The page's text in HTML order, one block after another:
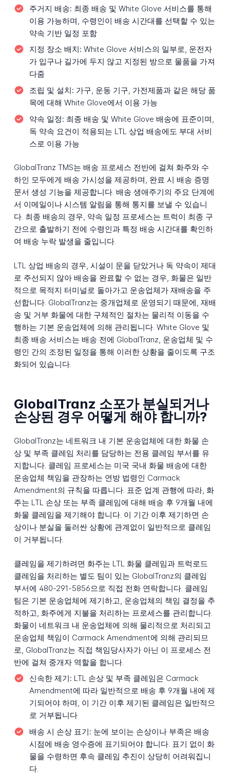
주거지 배송: 최종 배송 및 White Glove 서비스를 통해
이용 가능하며, 수령인이 배송 시간대를 선택할 수 있는
약속 기반 일정 포함
지정 장소 배치: White Glove 서비스의 일부로, 운전자
가 입구나 길가에 두지 않고 지정된 방으로 물품을 가져
다줌
조립 및 설치: 가구, 운동 기구, 가전제품과 같은 해당 품
목에 대해 White Glove에서 이용 가능
약속 일정: 최종 배송 및 White Glove 배송에 표준이며,
독 약속 요건이 적용되는 LTL 상업 배송에도 부대 서비
스로 이용 가능
GlobalTranz TMS는 배송 프로세스 전반에 걸쳐 화주와 수
하인 모두에게 배송 가시성을 제공하며, 완료 시 배송 증명
문서 생성 기능을 제공합니다. 배송 생애주기의 주요 단계에
서 이메일이나 시스템 알림을 통해 통지를 보낼 수 있습니
다. 최종 배송의 경우, 약속 일정 프로세스는 트럭이 최종 구
간으로 출발하기 전에 수령인과 특정 배송 시간대를 확인하
여 배송 누락 발생을 줄입니다.
LTL 상업 배송의 경우, 시설이 문을 닫았거나 독 약속이 제대
로 주선되지 않아 배송을 완료할 수 없는 경우, 화물은 일반
적으로 목적지 터미널로 돌아가고 운송업체가 재배송을 주
선합니다. GlobalTranz는 중개업체로 운영되기 때문에, 재배
송 및 거부 화물에 대한 구체적인 절차는 물리적 이동을 수
행하는 기본 운송업체에 의해 관리됩니다. White Glove 및
최종 배송 서비스는 배송 전에 GlobalTranz, 운송업체 및 수
령인 간의 조정된 일정을 통해 이러한 상황을 줄이도록 구조
화되어 있습니다.
GlobalTranz 소포가 분실되거나
손상된 경우 어떻게 해야 합니까?
GlobalTranz는 네트워크 내 기본 운송업체에 대한 화물 손
상 및 부족 클레임 처리를 담당하는 전용 클레임 부서를 유
지합니다. 클레임 프로세스는 미국 국내 화물 배송에 대한
운송업체 책임을 관장하는 연방 법령인 Carmack
Amendment의 규칙을 따릅니다. 표준 업계 관행에 따라, 화
주는 LTL 손상 또는 부족 클레임에 대해 배송 후 9개월 내에
화물 클레임을 제기해야 합니다. 이 기간 이후 제기하면 손
상이나 분실을 둘러싼 상황에 관계없이 일반적으로 클레임
이 거부됩니다.
클레임을 제기하려면 화주는 LTL 화물 클레임과 트럭로드
클레임을 처리하는 별도 팀이 있는 GlobalTranz의 클레임
부서에 480-291-5856으로 직접 전화 연락합니다. 클레임
팀은 기본 운송업체에 제기하고, 운송업체의 책임 결정을 추
적하고, 화주에게 지불을 처리하는 프로세스를 관리합니다.
화물이 네트워크 내 운송업체에 의해 물리적으로 처리되고
운송업체 책임이 Carmack Amendment에 의해 관리되므
로, GlobalTranz는 직접 책임당사자가 아닌 이 프로세스 전
반에 걸쳐 중개자 역할을 합니다.
신속한 제기: LTL 손상 및 부족 클레임은 Carmack
Amendment에 따라 일반적으로 배송 후 9개월 내에 제
기되어야 하며, 이 기간 이후 제기된 클레임은 일반적으
로 거부됩니다
배송 시 손상 표기: 눈에 보이는 손상이나 부족은 배송
시점에 배송 영수증에 표기되어야 합니다. 표기 없이 화
물을 수령하면 후속 클레임 추진이 상당히 어려워집니
다.